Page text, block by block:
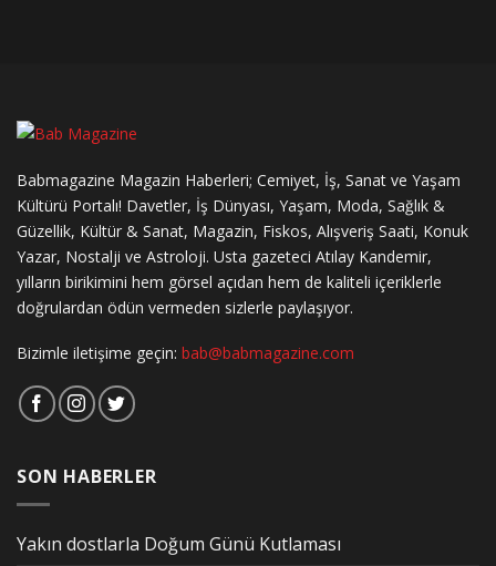
Babmagazine Magazin Haberleri; Cemiyet, İş, Sanat ve Yaşam
Kültürü Portalı! Davetler, İş Dünyası, Yaşam, Moda, Sağlık &
Güzellik, Kültür & Sanat, Magazin, Fiskos, Alışveriş Saati, Konuk
Yazar, Nostalji ve Astroloji. Usta gazeteci Atılay Kandemir,
yılların birikimini hem görsel açıdan hem de kaliteli içeriklerle
doğrulardan ödün vermeden sizlerle paylaşıyor.
Bizimle iletişime geçin: bab@babmagazine.com
SON HABERLER
Yakın dostlarla Doğum Günü Kutlaması